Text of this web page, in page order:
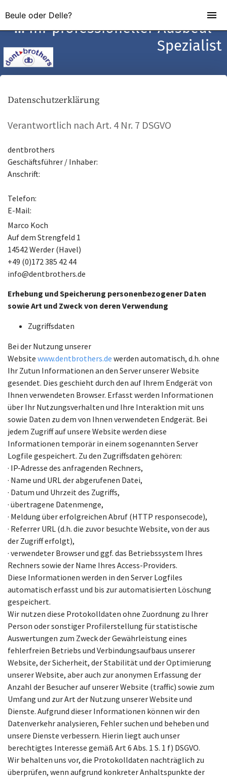
... Ihr professioneller Ausbeul -
Spezialist
Datenschutzerklärung
Verantwortlich nach Art. 4 Nr. 7 DSGVO
dentbrothers
Geschäftsführer / Inhaber:
Anschrift:
Telefon:
E-Mail:
Marco Koch
Auf dem Strengfeld 1
14542 Werder (Havel)
+49 (0)172 385 42 44
info@dentbrothers.de
Erhebung und Speicherung personenbezogener Daten
sowie Art und Zweck von deren Verwendung
Zugriffsdaten
Bei der Nutzung unserer
Website www.dentbrothers.de werden automatisch, d.h. ohne
Ihr Zutun Informationen an den Server unserer Website
gesendet. Dies geschieht durch den auf Ihrem Endgerät von
Ihnen verwendeten Browser. Erfasst werden Informationen
über Ihr Nutzungsverhalten und Ihre Interaktion mit uns
sowie Daten zu dem von Ihnen verwendeten Endgerät. Bei
jedem Zugriff auf unsere Website werden diese
Informationen temporär in einem sogenannten Server
Logfile gespeichert. Zu den Zugriffsdaten gehören:
· IP-Adresse des anfragenden Rechners,
· Name und URL der abgerufenen Datei,
· Datum und Uhrzeit des Zugriffs,
· übertragene Datenmenge,
· Meldung über erfolgreichen Abruf (HTTP responsecode),
· Referrer URL (d.h. die zuvor besuchte Website, von der aus
der Zugriff erfolgt),
· verwendeter Browser und ggf. das Betriebssystem Ihres
Rechners sowie der Name Ihres Access-Providers.
Diese Informationen werden in den Server Logfiles
automatisch erfasst und bis zur automatisierten Löschung
gespeichert.
Wir nutzen diese Protokolldaten ohne Zuordnung zu Ihrer
Person oder sonstiger Profilerstellung für statistische
Auswertungen zum Zweck der Gewährleistung eines
fehlerfreien Betriebs und Verbindungsaufbaus unserer
Website, der Sicherheit, der Stabilität und der Optimierung
unserer Website, aber auch zur anonymen Erfassung der
Anzahl der Besucher auf unserer Website (traffic) sowie zum
Umfang und zur Art der Nutzung unserer Website und
Dienste. Aufgrund dieser Informationen können wir den
Datenverkehr analysieren, Fehler suchen und beheben und
unsere Dienste verbessern. Hierin liegt auch unser
berechtigtes Interesse gemäß Art 6 Abs. 1 S. 1 f) DSGVO.
Wir behalten uns vor, die Protokolldaten nachträglich zu
überprüfen, wenn aufgrund konkreter Anhaltspunkte der
Beule oder Delle?